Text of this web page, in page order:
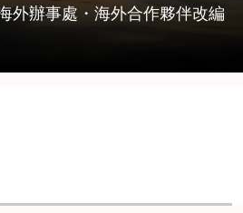
外辦事處・海外合作夥伴改編